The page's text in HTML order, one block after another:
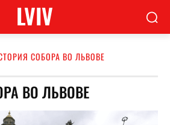
LVIV
СОБОРА ВО ЛЬВОВЕ
ВО ЛЬВОВЕ